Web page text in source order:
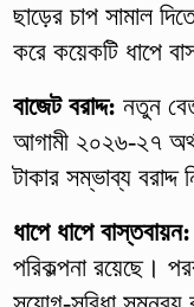
ছাড়ের চাপ সামাল
করে কয়েকটি ধাপে
বাজেট বরাদ্দ: নতুন
আগামী ২০২৬-২৭
টাকার সম্ভাব্য
ধাপে ধাপে বাস্তবায়ন:
পরিকল্পনা রয়েছে।